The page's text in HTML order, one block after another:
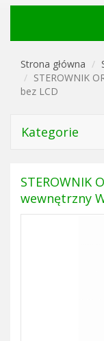
Strona główna
STEROWNIK
bez LCD
Kategorie
STEROWNIK
wewnętrzny